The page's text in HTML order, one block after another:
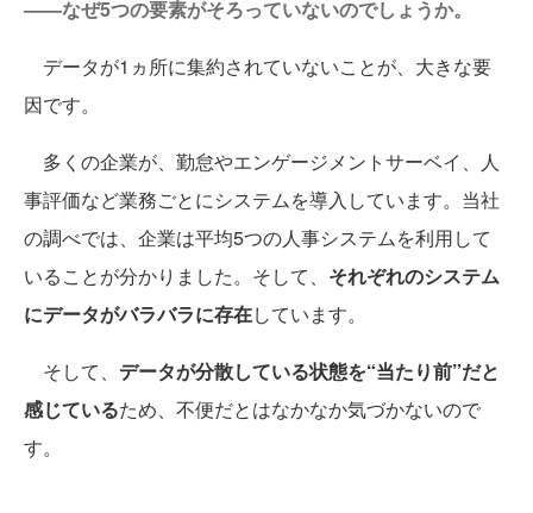
——なぜ5つの要素がそろっていないのでしょうか。
データが1ヵ所に集約されていないことが、大きな要
因です。
多くの企業が、勤怠やエンゲージメントサーベイ、人
事評価など業務ごとにシステムを導入しています。当社
の調べでは、企業は平均5つの人事システムを利用して
いることが分かりました。そして、 それぞれのシステム
にデータがバラバラに存在しています。
そして、 データが分散している状態を“当たり前”だと
感じているため、不便だとはなかなか気づかないので
す。